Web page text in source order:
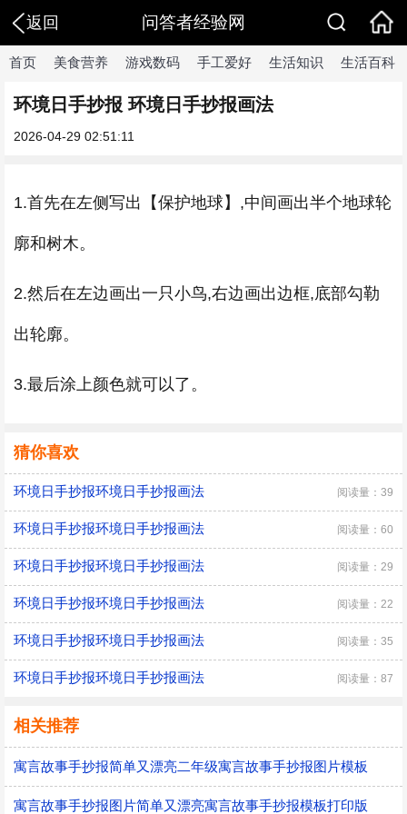
返回 问答者经验网
首页 美食营养 游戏数码 手工爱好 生活知识 生活百科
环境日手抄报 环境日手抄报画法
2026-04-29 02:51:11
1.首先在左侧写出【保护地球】,中间画出半个地球轮
廓和树木。
2.然后在左边画出一只小鸟,右边画出边框,底部勾勒
出轮廓。
3.最后涂上颜色就可以了。
猜你喜欢
环境日手抄报环境日手抄报画法 阅读量：39
环境日手抄报环境日手抄报画法 阅读量：60
环境日手抄报环境日手抄报画法 阅读量：29
环境日手抄报环境日手抄报画法 阅读量：22
环境日手抄报环境日手抄报画法 阅读量：35
环境日手抄报环境日手抄报画法 阅读量：87
相关推荐
寓言故事手抄报简单又漂亮二年级寓言故事手抄报图片模板
寓言故事手抄报图片简单又漂亮寓言故事手抄报模板打印版